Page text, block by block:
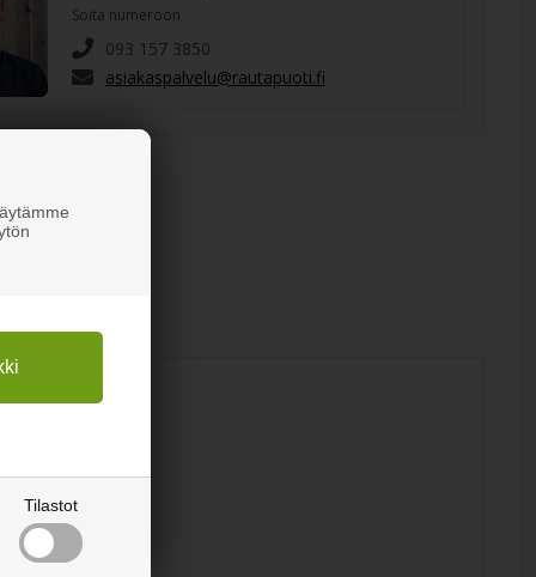
Tilastot
Soita numeroon
093 157 3850
asiakaspalvelu@rautapuoti.fi